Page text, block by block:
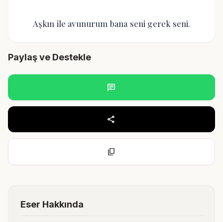
Aşkın ile avunurum bana seni gerek seni.
Paylaş ve Destekle
chat
share
content_copy
Eser Hakkında